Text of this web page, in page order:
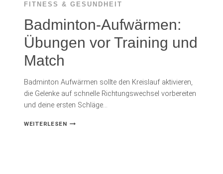
FITNESS & GESUNDHEIT
Badminton-Aufwärmen:
Übungen vor Training und
Match
Badminton Aufwärmen sollte den Kreislauf aktivieren,
die Gelenke auf schnelle Richtungswechsel vorbereiten
und deine ersten Schläge…
WEITERLESENBADMINTON-